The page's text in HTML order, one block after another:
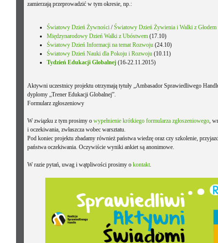
zamierzają przeprowadzić w tym okresie, np.:
Światowy Dzień Żywności /Światowy Dzień Żywienia i Walki z Głodem
Międzynarodowy Dzień Walki z Ubóstwem (17.10)
Światowy Dzień Informacji na temat Rozwoju (24.10)
Światowy Dzień Nauki dla Pokoju i Rozwoju (10.11)
Tydzień Edukacji Globalnej (16-22.11.2015)
Aktywni uczestnicy projektu otrzymają tytuły „Ambasador Sprawiedliwego
dyplomy „Trener Edukacji Globalnej”.
Formularz zgłoszeniowy
W związku z tym prosimy o wypełnienie krótkiego formularza zgłoszeniowego,
i oczekiwania, zwłaszcza wobec warsztatu.
Pod koniec projektu zbadamy również państwa wiedzę oraz czy szkolenie,
państwa oczekiwania. Oczywiście wyniki ankiet są anonimowe.
W razie pytań, uwag i wątpliwości prosimy o kontakt.